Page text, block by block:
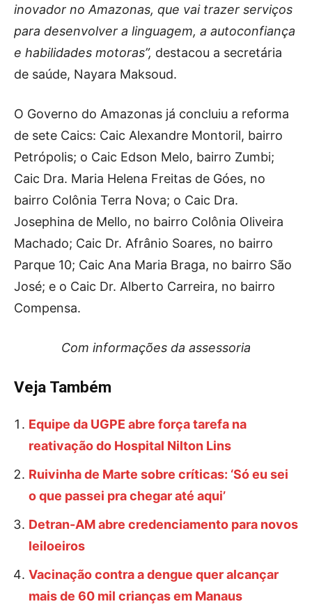
inovador no Amazonas, que vai trazer serviços
para desenvolver a linguagem, a autoconfiança
e habilidades motoras”, destacou a secretária
de saúde, Nayara Maksoud.
O Governo do Amazonas já concluiu a reforma
de sete Caics: Caic Alexandre Montoril, bairro
Petrópolis; o Caic Edson Melo, bairro Zumbi;
Caic Dra. Maria Helena Freitas de Góes, no
bairro Colônia Terra Nova; o Caic Dra.
Josephina de Mello, no bairro Colônia Oliveira
Machado; Caic Dr. Afrânio Soares, no bairro
Parque 10; Caic Ana Maria Braga, no bairro São
José; e o Caic Dr. Alberto Carreira, no bairro
Compensa.
Com informações da assessoria
Veja Também
Equipe da UGPE abre força tarefa na
reativação do Hospital Nilton Lins
Ruivinha de Marte sobre críticas: ‘Só eu sei
o que passei pra chegar até aqui’
Detran-AM abre credenciamento para novos
leiloeiros
Vacinação contra a dengue quer alcançar
mais de 60 mil crianças em Manaus